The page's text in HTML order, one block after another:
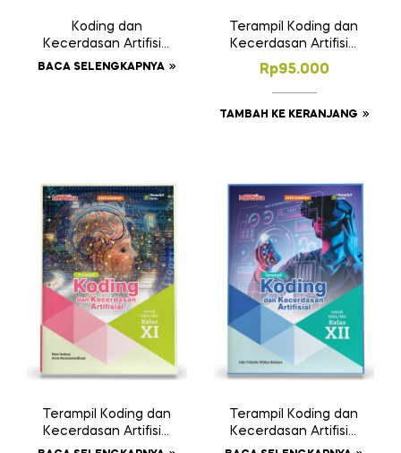
Koding dan
Kecerdasan Artifisial
SMP/MTs Kelas VIII
BACA SELENGKAPNYA
Terampil Koding dan
Kecerdasan Artifisial
SMA/MA/SMK/MAK
Kelas X
Rp95.000
TAMBAH KE KERANJANG
Terampil Koding dan
Kecerdasan Artifisial
untuk SMA/MA Kelas
Terampil Koding dan
Kecerdasan Artifisial
untuk SMA/MA Kelas